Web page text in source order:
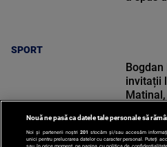
SPORT
Bogdan
invitații
Matinal,
Nouă ne pasă ca datele tale personale să
Noi și partenerii noștri 201 stocăm și/sau accesăm
unici pentru prelucrarea datelor cu caracter personal. Puteți
sau în orice moment, pe pagina cu politica de